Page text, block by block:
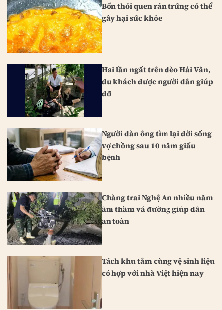
Bốn thói quen rán trứng có thể
gây hại sức khỏe
Hai lần ngất trên đèo Hải Vân,
du khách được người dân giúp
đỡ
Người đàn ông tìm lại đời sống
vợ chồng sau 10 năm giấu
bệnh
Chàng trai Nghệ An nhiều năm
âm thầm vá đường giúp dân
an toàn
Tách khu tắm cùng vệ sinh liệu
có hợp với nhà Việt hiện nay